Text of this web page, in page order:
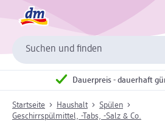
Suchen und finden
Dauerpreis - dauerhaft
Startseite Haushalt
Spülen
Geschirrspülmittel, -Tabs, -Salz & Co.